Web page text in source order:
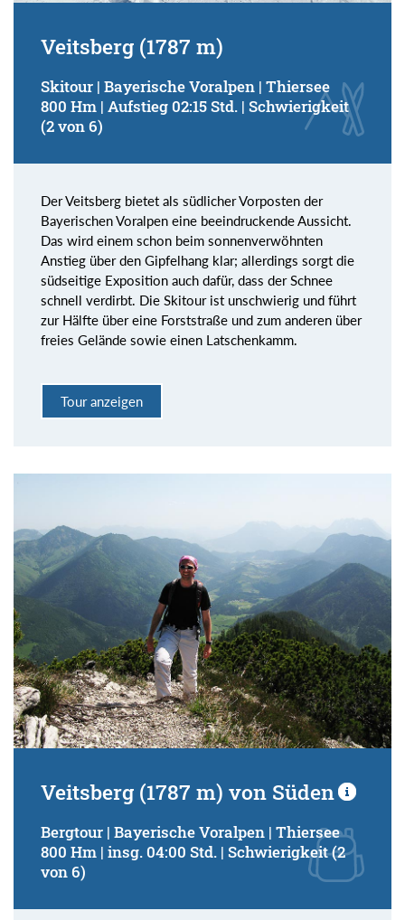
Veitsberg (1787 m)
Skitour | Bayerische Voralpen | Thiersee
800 Hm | Aufstieg 02:15 Std. | Schwierigkeit
(2 von 6)
Der Veitsberg bietet als südlicher Vorposten der
Bayerischen Voralpen eine beeindruckende Aussicht.
Das wird einem schon beim sonnenverwöhnten
Anstieg über den Gipfelhang klar; allerdings sorgt die
südseitige Exposition auch dafür, dass der Schnee
schnell verdirbt. Die Skitour ist unschwierig und führt
zur Hälfte über eine Forststraße und zum anderen über
freies Gelände sowie einen Latschenkamm.
Tour anzeigen
Veitsberg (1787 m) von Süden
Bergtour | Bayerische Voralpen | Thiersee
800 Hm | insg. 04:00 Std. | Schwierigkeit (2
von 6)